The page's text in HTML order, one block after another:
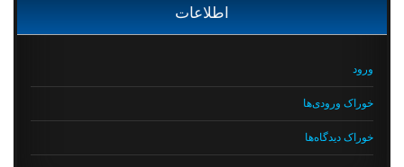
اطلاعات
ورود
خوراک ورودی‌ها
خوراک دیدگاه‌ها